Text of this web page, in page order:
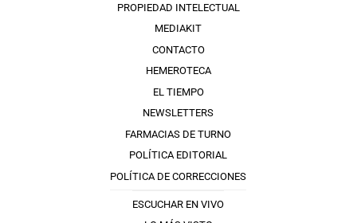
PROPIEDAD INTELECTUAL
MEDIAKIT
CONTACTO
HEMEROTECA
EL TIEMPO
NEWSLETTERS
FARMACIAS DE TURNO
POLÍTICA EDITORIAL
POLÍTICA DE CORRECCIONES
ESCUCHAR EN VIVO